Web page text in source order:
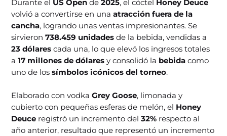
Durante el US Open de2025, el cóctel Honey Deuce
volvió a convertirse en unaatracción fuera de la
cancha, logrando unas ventas impresionantes. Se
sirvieron738.459 unidades de la bebida, vendidas a
23 dólares cada una, lo que elevó los ingresos totales
a17 millones de dólares y consolidó la bebida como
uno de lossímbolos icónicos del torneo.
Elaborado con vodkaGrey Goose, limonada y
cubierto con pequeñas esferas de melón, el Honey
Deuce registró un incremento del32% respecto al
año anterior, resultado que representó un incremento